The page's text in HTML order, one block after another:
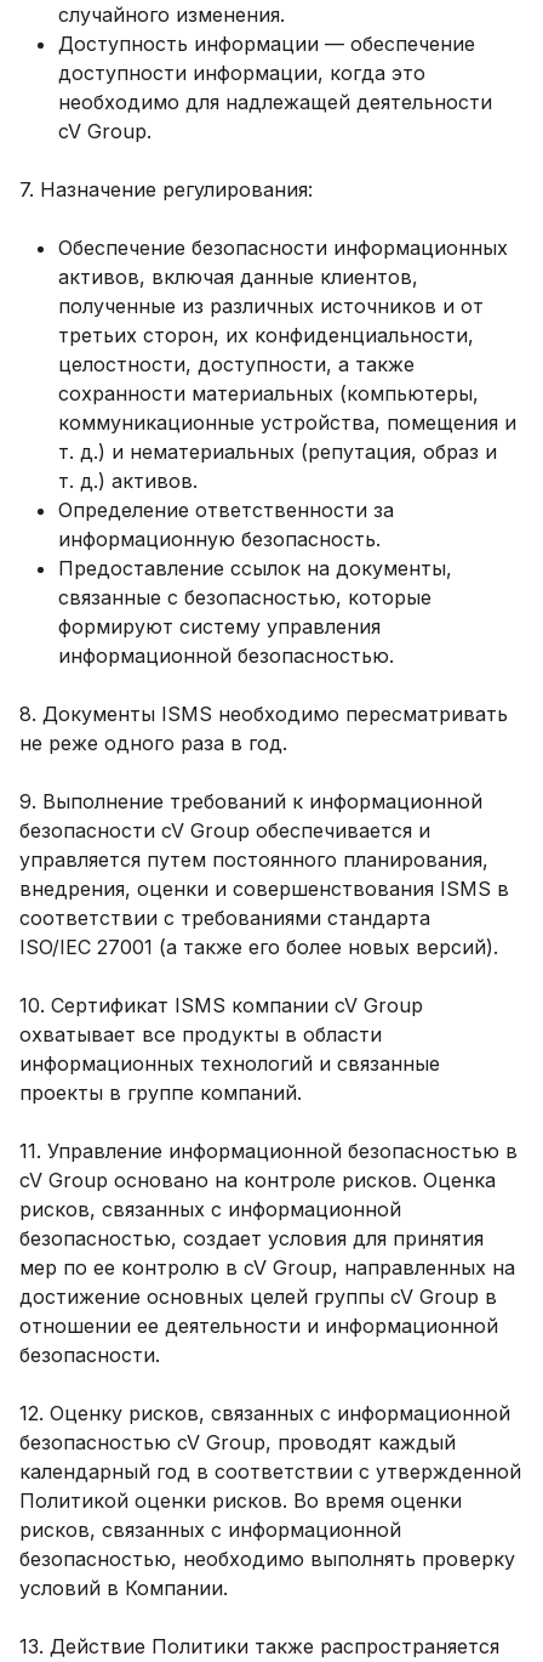
случайного изменения.
Доступность информации — обеспечение
доступности информации, когда это
необходимо для надлежащей деятельности
cV Group.
7. Назначение регулирования:
Обеспечение безопасности информационных
активов, включая данные клиентов,
полученные из различных источников и от
третьих сторон, их конфиденциальности,
целостности, доступности, а также
сохранности материальных (компьютеры,
коммуникационные устройства, помещения и
т. д.) и нематериальных (репутация, образ и
т. д.) активов.
Определение ответственности за
информационную безопасность.
Предоставление ссылок на документы,
связанные с безопасностью, которые
формируют систему управления
информационной безопасностью.
8. Документы ISMS необходимо пересматривать
не реже одного раза в год.
9. Выполнение требований к информационной
безопасности cV Group обеспечивается и
управляется путем постоянного планирования,
внедрения, оценки и совершенствования ISMS в
соответствии с требованиями стандарта
ISO/IEC 27001 (а также его более новых версий).
10. Сертификат ISMS компании cV Group
охватывает все продукты в области
информационных технологий и связанные
проекты в группе компаний.
11. Управление информационной безопасностью в
cV Group основано на контроле рисков. Оценка
рисков, связанных с информационной
безопасностью, создает условия для принятия
мер по ее контролю в cV Group, направленных на
достижение основных целей группы cV Group в
отношении ее деятельности и информационной
безопасности.
12. Оценку рисков, связанных с информационной
безопасностью cV Group, проводят каждый
календарный год в соответствии с утвержденной
Политикой оценки рисков. Во время оценки
рисков, связанных с информационной
безопасностью, необходимо выполнять проверку
условий в Компании.
13. Действие Политики также распространяется